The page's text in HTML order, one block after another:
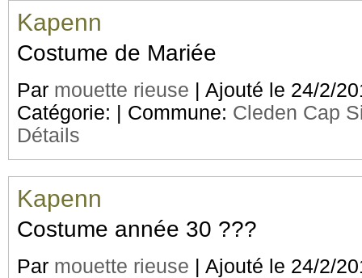
Kapenn
Costume de Mariée
Par mouette rieuse | Ajouté le 24/2/
Catégorie:
| Commune: Cleden Cap
Détails
Kapenn
Costume année 30 ???
Par mouette rieuse | Ajouté le 24/2/